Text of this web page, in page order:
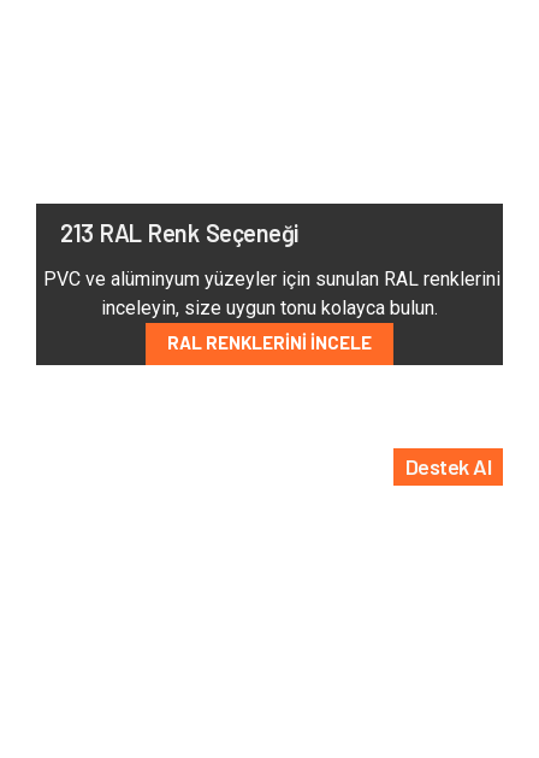
213 RAL Renk Seçeneği
PVC ve alüminyum yüzeyler için sunulan RAL renklerini
inceleyin, size uygun tonu kolayca bulun.
RAL RENKLERINI İNCELE
Destek Al